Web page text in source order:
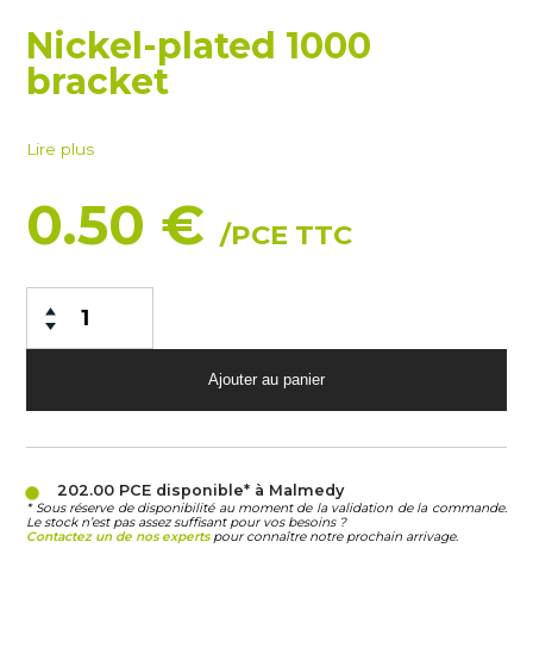
Nickel-plated 1000
bracket
Lire plus
0.50 €/PCE TTC
202.00 PCEdisponible* à Malmedy
* Sous réserve de disponibilité au moment de la validation de la commande.
Le stock n’est pas assez suffisant pour vos besoins ?
Contactez un de nos expertspour connaître notre prochain arrivage.